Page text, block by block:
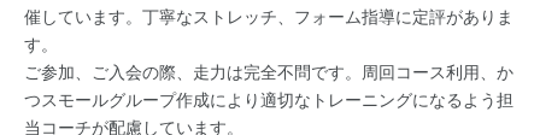
催しています。丁寧なストレッチ、フォーム指導に定評がありま
す。
ご参加、ご入会の際、走力は完全不問です。周回コース利用、か
つスモールグループ作成により適切なトレーニングになるよう担
当コーチが配慮しています。